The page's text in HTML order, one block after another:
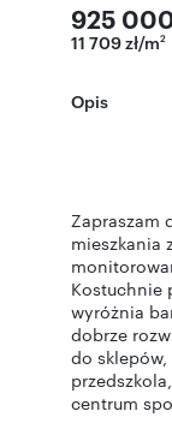
925
11 709 zł/m2
Opis
Zapraszam
mieszkania
Kostuchnie
wyróżnia
dobrze
do
centrum